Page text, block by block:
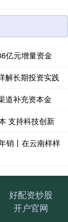
亿元增量资金
解长期投资实践
道补充资本金
支持科技创新
销丨在云南样样
好配资炒股
开户官网